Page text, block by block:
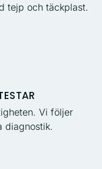
tejp och täckplast.
Vi följer
diagnostik.